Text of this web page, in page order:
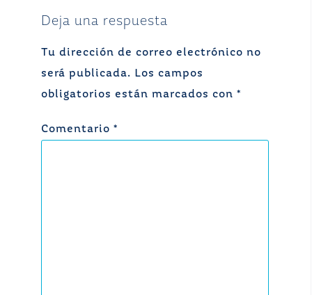
Deja una respuesta
Tu dirección de correo electrónico no
será publicada.
Los campos
obligatorios están marcados con *
Comentario *